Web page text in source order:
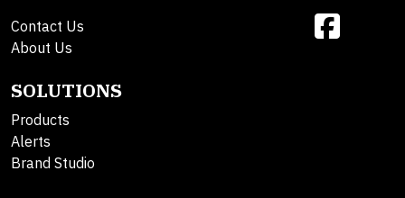
Contact Us
About Us
SOLUTIONS
Products
Alerts
Brand Studio